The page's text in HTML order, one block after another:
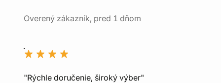
Overený zákazník, pred 1 dňom
"Rýchle doručenie, široký výber"